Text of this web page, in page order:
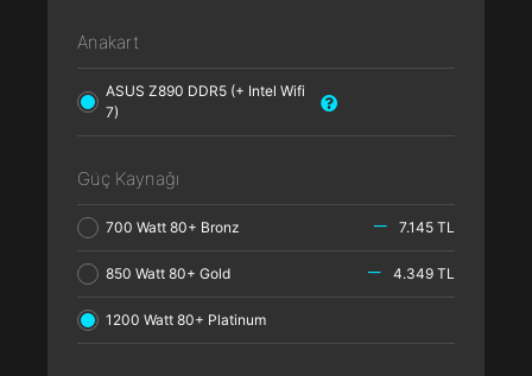
Anakart
ASUS Z890 DDR5 (+ Intel Wifi
7)
Güç Kaynağı
700 Watt 80+ Bronz 7.145 TL
850 Watt 80+ Gold 4.349 TL
1200 Watt 80+ Platinum